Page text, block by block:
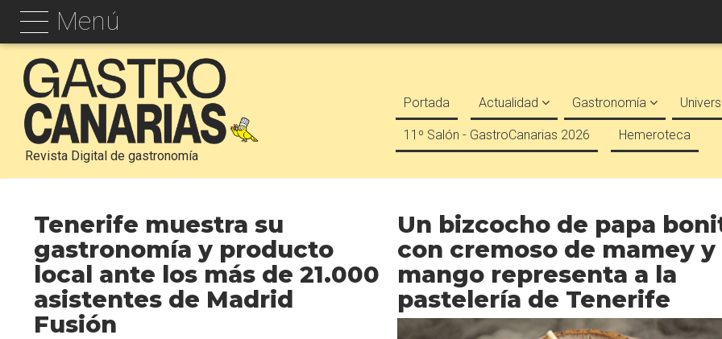
Menú
Revista Digital de gastronomía
Portada Actualidad Gastronomía
11º Salón - GastroCanarias 2026 Hemeroteca
Tenerife muestra su
gastronomía y producto
local ante los más de 21.000
asistentes de Madrid
Fusión
Un bizcocho de papa
con cremoso de mamey y
mango representa a la
pastelería de Tenerife